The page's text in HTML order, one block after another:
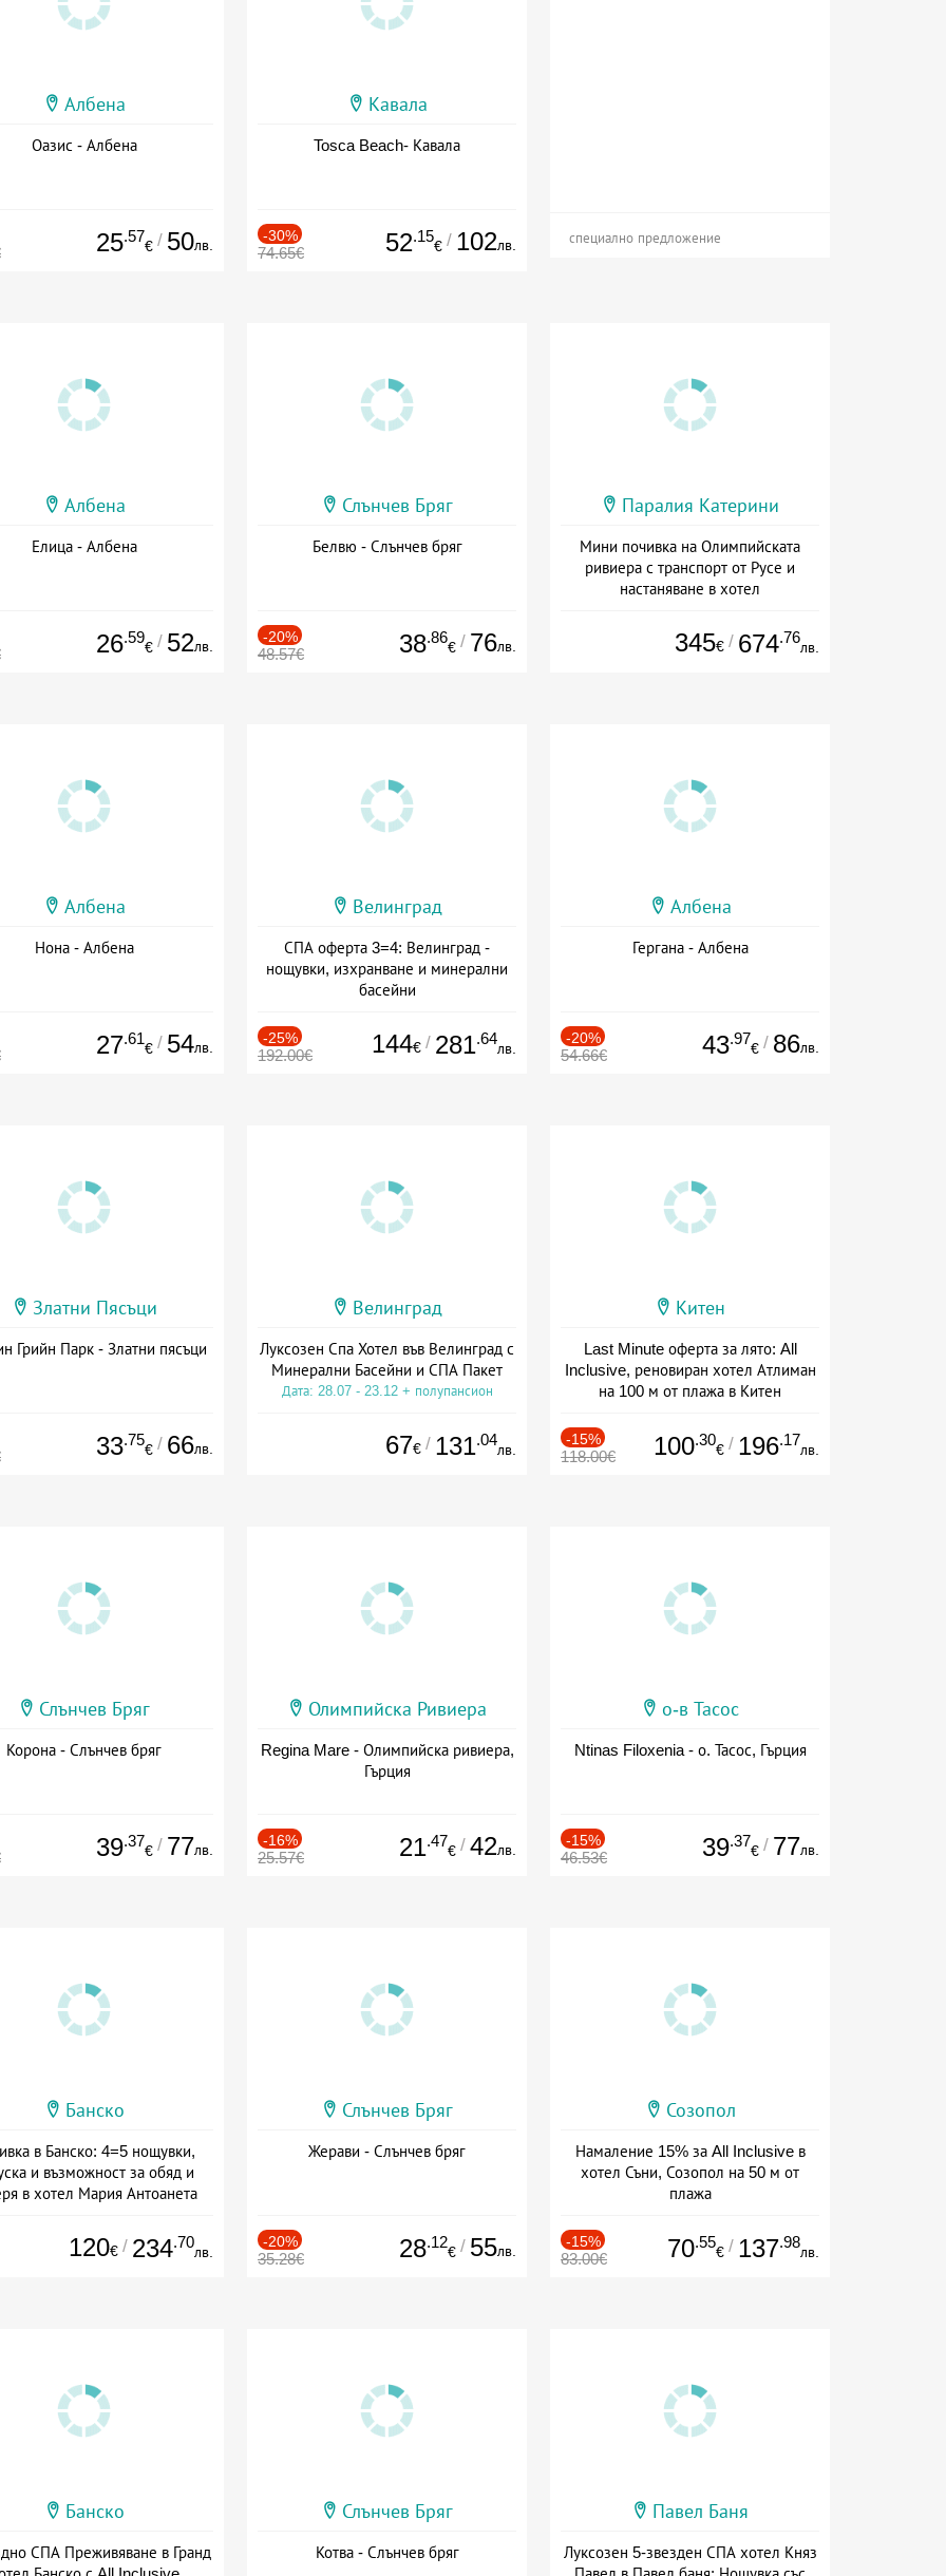
Албена
Оазис - Албена
25.57
€ / 50лв.
Кавала
Tosca Beach- Кавала
-30%
74.65€ 52.15
€ / 102лв. специално предложение
Албена
Елица - Албена
26.59
€ / 52лв.
Слънчев Бряг
Белвю - Слънчев бряг
-20%
48.57€ 38.86
€ / 76лв.
Паралия Катерини
Мини почивка на Олимпийската
ривиера с транспорт от Русе и
настаняване в хотел
345€ / 674.76
лв.
Албена
Нона - Албена
27.61
€ / 54лв.
Велинград
СПА оферта 3=4: Велинград -
нощувки, изхранване и минерални
басейни
-25%
192.00€ 144€ / 281.64
лв.
Албена
Гергана - Албена
-20%
54.66€ 43.97
€ / 86лв.
Златни Пясъци
Грийн Парк - Златни пясъци
33.75
€ / 66лв.
Велинград
Луксозен Спа Хотел във Велинград с
Минерални Басейни и СПА Пакет
Дата: 28.07 - 23.12 + полупансион
67€ / 131.04
лв.
Китен
Last Minute оферта за лято: All
Inclusive, реновиран хотел Атлиман
на 100 м от плажа в Китен
-15%
118.00€ 100.30
€ / 196.17
лв.
Слънчев Бряг
Корона - Слънчев бряг
39.37
€ / 77лв.
Олимпийска Ривиера
Regina Mare - Олимпийска ривиера,
Гърция
-16%
25.57€ 21.47
€ / 42лв.
о-в Тасос
Ntinas Filoxenia - о. Тасос, Гърция
-15%
46.53€ 39.37
€ / 77лв.
Банско
в Банско: 4=5 нощувки,
и възможност за обяд и
в хотел Мария Антоанета
120€ / 234.70
лв.
Слънчев Бряг
Жерави - Слънчев бряг
-20%
35.28€ 28.12
€ / 55лв.
Созопол
Намаление 15% за All Inclusive в
хотел Съни, Созопол на 50 м от
плажа
-15%
83.00€ 70.55
€ / 137.98
лв.
Банско
СПА Преживяване в Гранд
Слънчев Бряг
Котва - Слънчев бряг
Павел Баня
Луксозен 5-звезден СПА хотел Княз